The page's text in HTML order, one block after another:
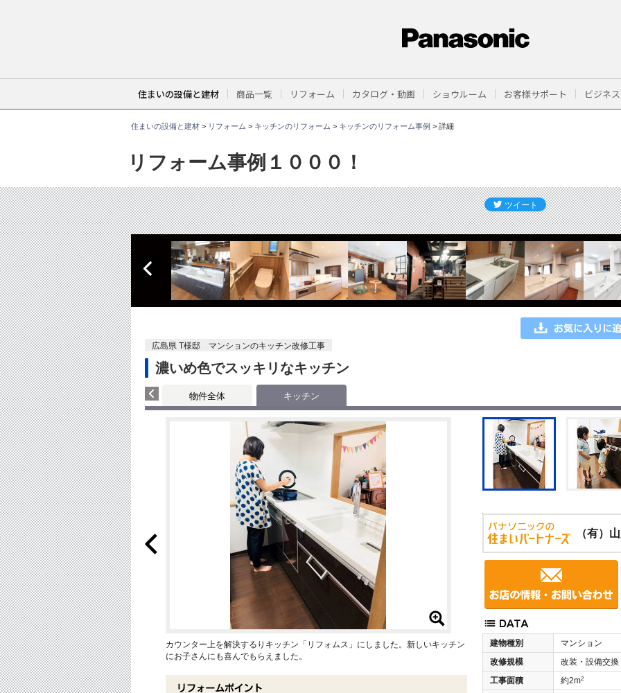
住まいの設備と建材 商品一覧 リフォーム カタログ・動画 ショウルーム お客様サポート ビジネ
住まいの設備と建材> リフォーム > キッチンのリフォーム > キッチンのリフォーム事例 > 詳細
リフォーム事例１０００！
。
広島県 T様邸 マンションのキッチン改修工事
濃いめ色でスッキリなキッチン
物件全体 キッチン
（有）
建物種別
マンション
改修規模
改装・設備交換
工事面積
約2m2
カウンター上を解決するりキッチン「リフォムス」にしました。新しいキッチン
にお子さんにも喜んでもらえました。